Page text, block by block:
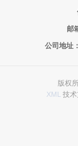
邮
公司地址：
版权
XML
技术